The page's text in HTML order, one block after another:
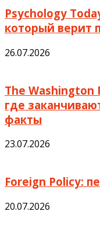
Psychology
который верит
26.07.2026
The
где
факты
23.07.2026
Foreign Policy:
20.07.2026